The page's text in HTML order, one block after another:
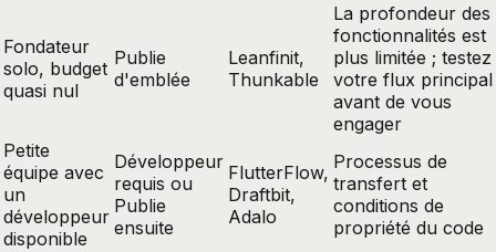
Fondateur
solo, budget
quasi nul
Publie
d'emblée
Leanfinit,
Thunkable
La profondeur des
fonctionnalités est
plus limitée ; testez
votre flux principal
avant de vous
engager
Petite
équipe avec
un
développeur
disponible
Développeur
requis ou
Publie
ensuite
FlutterFlow,
Draftbit,
Adalo
Processus de
transfert et
conditions de
propriété du code